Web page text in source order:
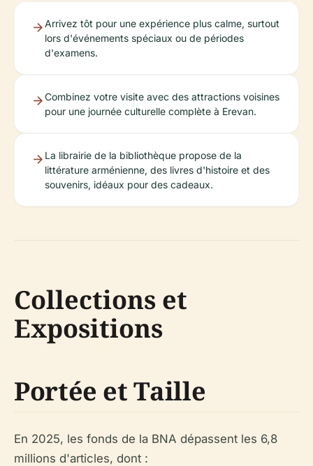
Arrivez tôt pour une expérience plus calme, surtout
lors d'événements spéciaux ou de périodes
d'examens.
Combinez votre visite avec des attractions voisines
pour une journée culturelle complète à Erevan.
La librairie de la bibliothèque propose de la
littérature arménienne, des livres d'histoire et des
souvenirs, idéaux pour des cadeaux.
Collections et
Expositions
Portée et Taille
En 2025, les fonds de la BNA dépassent les 6,8
millions d'articles, dont :